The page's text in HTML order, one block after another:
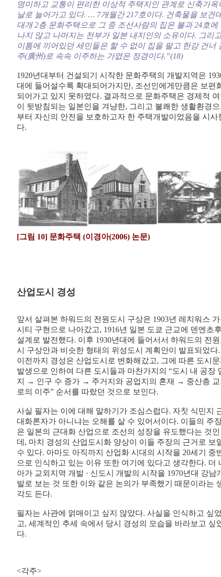
명미하고 교통이 편리한 이상적 주택지인 관계로 신축가옥
날로 늘어가고 있다. … 7개월간 217호이다. 건축물을 보건
대개 2층 문화주택으로 그 중 조선사람의 집은 불과 24호에
나지 않고 나머지는 전부가 일본 내지인의 소유이다. 그리
이틈에 끼어있던 세민들은 할 수 없이 집을 팔고 한강 건너
주(廣州)로 속속 이주하는 가엾은 정경이다.”(18)
1920년대부터 건설되기 시작한 문화주택의 개발지역은
대에 들어설수록 확대되어가지만, 조선인에게만큼은 보편
되어가고 있지 못하였다. 결과적으로 문화주택은 경제적
이 뒷받침되는 일본인을 겨냥한, 그리고 불쾌한 생활환경
부터 자신의 안전을 보호하고자 한 주택개발이었음을 시사
다.
[그림 10] 문화주택 (이경아(2006) 논문)
산업도시 경성
앞서 살펴본 하워드의 전원도시 구상은 1903년 레치워스
시티 구현으로 나아갔고, 1916년 일본 도쿄 근교에 덴엔초
설계로 발전했다. 이후 1930년대에 들어서서 하워드의 전
시 구상안과 비슷한 형태의 위성도시 계획안이 발표되었다.
이전까지 경성은 산업도시로 변화해갔고, 그에 따른 도시
발생으로 인하여 다른 도시들과 마찬가지의 “도시 내 공장
지 → 인구 수 증가 → 주거지와 공업지의 혼재 → 중산층
로의 이주” 순서를 따랐던 것으로 보인다.
사실 필자는 이에 대해 말하기가 조심스럽다. 자칫 식민지
대화론자가 아니냐는 오해를 살 수 있어서이다. 이들의 주
은 일본의 근대화 산업으로 조선의 성장을 유도했다는 것인
데, 마치 경성의 산업도시화 양상이 이들 주장의 근거로 보
수 있다. 아마도 아직까지 산업화 시대의 시작을 20세기 중
으로 인식하고 있는 이유 또한 여기에 있다고 생각한다. 더
아가 교외지역 개발 · 신도시 개발의 시작을 1970년대 강남
발로 보는 것 또한 이와 같은 논의가 부족했기 때문이라는
각도 든다.
필자는 사관에 얽매이고 싶지 않았다. 사실을 인식하고 싶
고, 세계적인 추세 속에서 당시 경성의 모습을 바라보고 싶
다.
<각주>